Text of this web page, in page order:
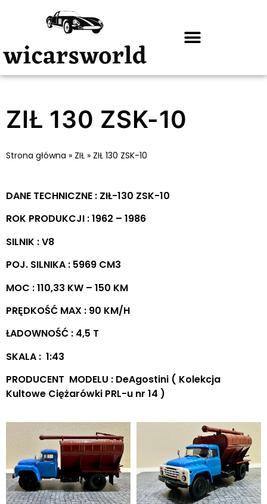
ZIŁ 130 ZSK-10
Strona główna » ZIŁ » ZIŁ 130 ZSK-10
DANE TECHNICZNE : ZIŁ-130 ZSK-10
ROK PRODUKCJI : 1962 – 1986
SILNIK : V8
POJ. SILNIKA : 5969 CM3
MOC : 110,33 KW – 150 KM
PRĘDKOŚĆ MAX : 90 KM/H
ŁADOWNOŚĆ : 4,5 T
SKALA : 1:43
PRODUCENT MODELU : DeAgostini ( Kolekcja
Kultowe Ciężarówki PRL-u nr 14 )